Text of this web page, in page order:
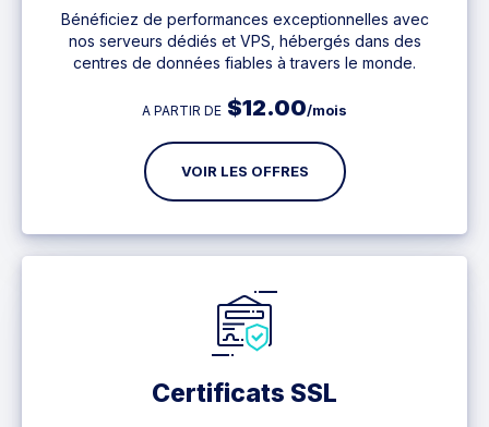
Bénéficiez de performances exceptionnelles avec
nos serveurs dédiés et VPS, hébergés dans des
centres de données fiables à travers le monde.
A PARTIR DE $12.00/mois
VOIR LES OFFRES
Certificats SSL